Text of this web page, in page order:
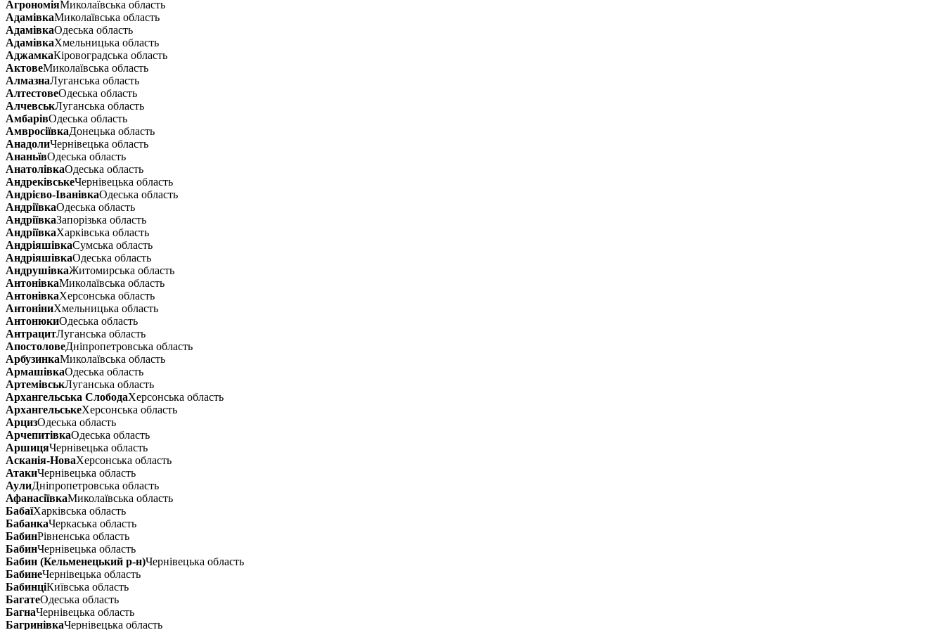
АгрономіяМиколаївська область
АдамівкаМиколаївська область
АдамівкаОдеська область
АдамівкаХмельницька область
АджамкаКіровоградська область
АктовеМиколаївська область
АлмазнаЛуганська область
АлтестовеОдеська область
АлчевськЛуганська область
АмбарівОдеська область
АмвросіївкаДонецька область
АнадолиЧернівецька область
АнаньївОдеська область
АнатолівкаОдеська область
АндреківськеЧернівецька область
Андрієво-ІванівкаОдеська область
АндріївкаОдеська область
АндріївкаЗапорізька область
АндріївкаХарківська область
АндріяшівкаСумська область
АндріяшівкаОдеська область
АндрушівкаЖитомирська область
АнтонівкаМиколаївська область
АнтонівкаХерсонська область
АнтоніниХмельницька область
АнтонюкиОдеська область
АнтрацитЛуганська область
АпостоловеДніпропетровська область
АрбузинкаМиколаївська область
АрмашівкаОдеська область
АртемівськЛуганська область
Архангельська СлободаХерсонська область
АрхангельськеХерсонська область
АрцизОдеська область
АрчепитівкаОдеська область
АршицяЧернівецька область
Асканія-НоваХерсонська область
АтакиЧернівецька область
АулиДніпропетровська область
АфанасіївкаМиколаївська область
БабаїХарківська область
БабанкаЧеркаська область
БабинРівненська область
БабинЧернівецька область
Бабин (Кельменецький р-н)Чернівецька область
БабинеЧернівецька область
БабинціКиївська область
БагатеОдеська область
БагнаЧернівецька область
БагринівкаЧернівецька область